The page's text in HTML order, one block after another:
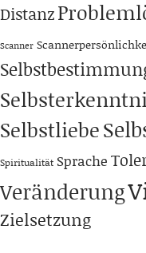
Distanz
Scanner
Selbstliebe
Spiritualität Sprache
Veränderung
Zielsetzung